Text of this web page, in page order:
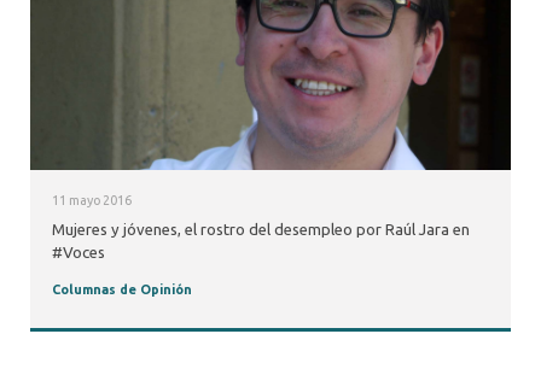
11 mayo 2016
Mujeres y jóvenes, el rostro del desempleo por Raúl Jara en
#Voces
Columnas de Opinión